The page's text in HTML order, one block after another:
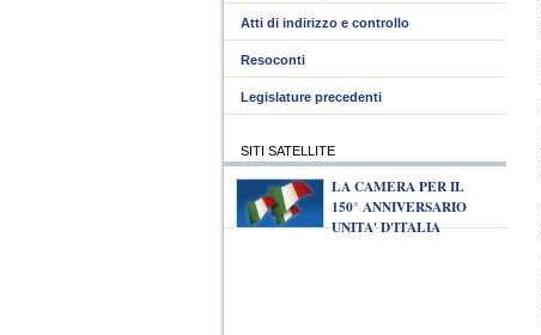
Atti di indirizzo e controllo
Resoconti
Legislature precedenti
SITI SATELLITE
LA CAMERA PER IL
150° ANNIVERSARIO
UNITA' D'ITALIA